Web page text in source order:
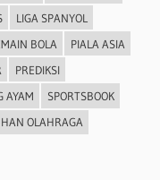
LIGA SPANYOL
BOLA
PIALA ASIA
PREDIKSI
AYAM
SPORTSBOOK
OLAHRAGA